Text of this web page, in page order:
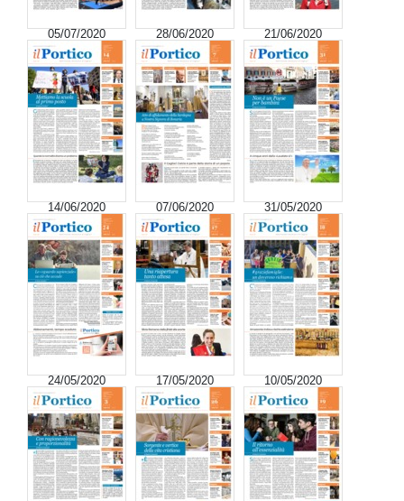
05/07/2020 28/06/2020 21/06/2020
14/06/2020 07/06/2020 31/05/2020
24/05/2020 17/05/2020 10/05/2020